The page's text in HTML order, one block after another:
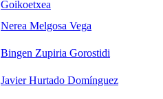
Goikoetxea
Nerea Melgosa Vega
Bingen Zupiria Gorostidi
Javier Hurtado Domínguez